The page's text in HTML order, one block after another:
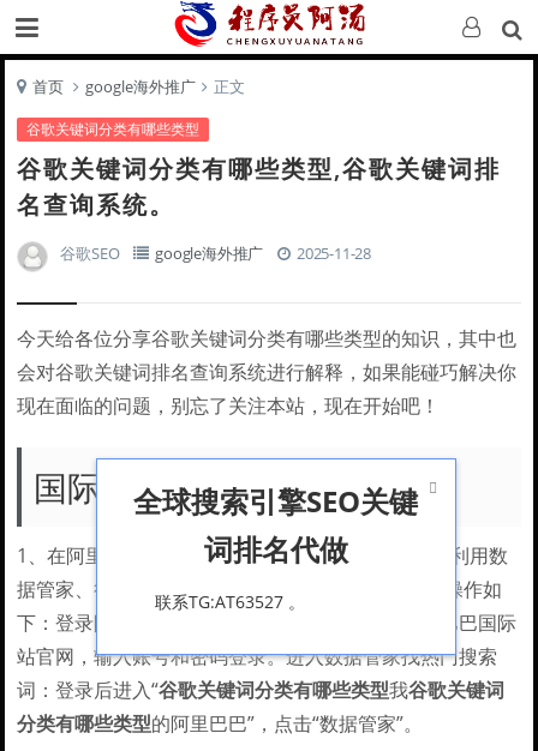
首页 google海外推广 正文
谷歌关键词分类有哪些类型
谷歌关键词分类有哪些类型,谷歌关键词排
名查询系统。
谷歌SEO google海外推广 2025-11-28
今天给各位分享谷歌关键词分类有哪些类型的知识，其中也
会对谷歌关键词排名查询系统进行解释，如果能碰巧解决你
现在面临的问题，别忘了关注本站，现在开始吧！
国际站找关键词
1、在阿里巴巴国际站找关键词，可通过登录平台后利用数
据管家、行业视角及首页下拉框等工具实现。 具体操作如
下：登录阿里巴巴国际站：打开浏览器，进入阿里巴巴国际
站官网，输入账号和密码登录。进入数据管家找热门搜索
词：登录后进入“谷歌关键词分类有哪些类型我谷歌关键词
分类有哪些类型的阿里巴巴”，点击“数据管家”。

全球搜索引擎SEO关键
词排名代做
联系TG:AT63527 。